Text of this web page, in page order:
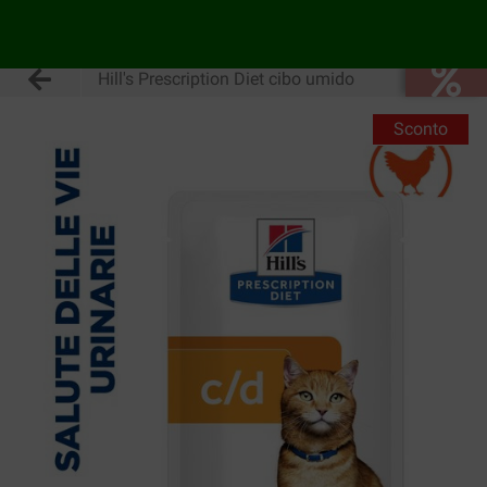
Hill's Prescription Diet cibo umido
Sconto